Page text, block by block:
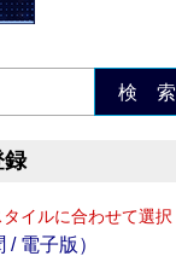
検 索
録
イルに合わせて選択
電子版）